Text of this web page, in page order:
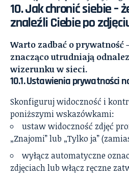
10. Jak chronić siebie –
znaleźli Ciebie po
Warto zadbać o prywatność
znacząco utrudniają
wizerunku w sieci.
10.1. Ustawienia prywatności
Skonfiguruj widoczność i
poniższymi wskazówkami:
ustaw widoczność zdjęć
„Znajomi” lub „Tylko ja”
wyłącz automatyczne
zdjęciach lub włącz ręczne